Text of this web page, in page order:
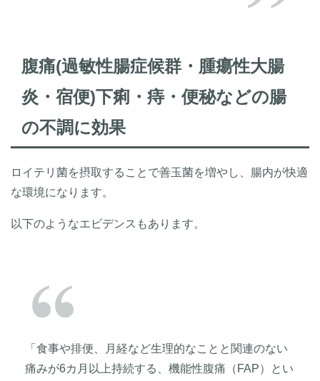
腹痛(過敏性腸症候群・腫瘍性大腸
炎・宿便)下痢・痔・便秘などの腸
の不調に効果
ロイテリ菌を摂取することで善玉菌を増やし、腸内が快適
な環境になります。
以下のようなエビデンスもあります。
「食事や排便、月経など生理的なことと関連のない
痛みが6カ月以上持続する、機能性腹痛（FAP）とい